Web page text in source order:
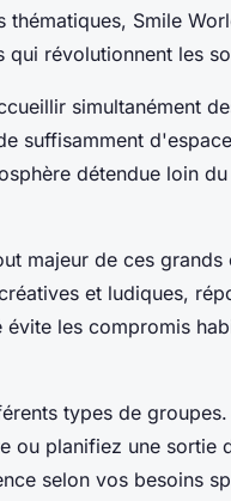
thématiques, Smile
révolutionnent les
simultanément
suffisamment
détendue loin
majeur de ces
et ludiques,
les compromis
types de
ou planifiez une sortie
selon vos besoins